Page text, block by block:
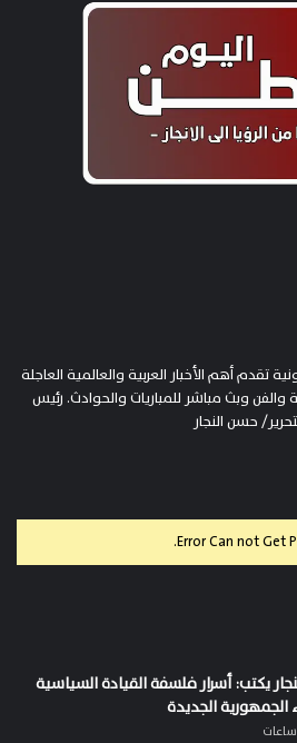
تقدم أهم الأخبار العربية والعالمية العاجلة
والفن وبث مباشر للمباريات والحوادث. رئيس
حسن النجار
Error Can not Get
يكتب: أسرار فلسفة القيادة السياسية
الجمهورية الجديدة